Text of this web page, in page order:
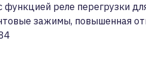
функцией реле перегрузки
зажимы, повышенная